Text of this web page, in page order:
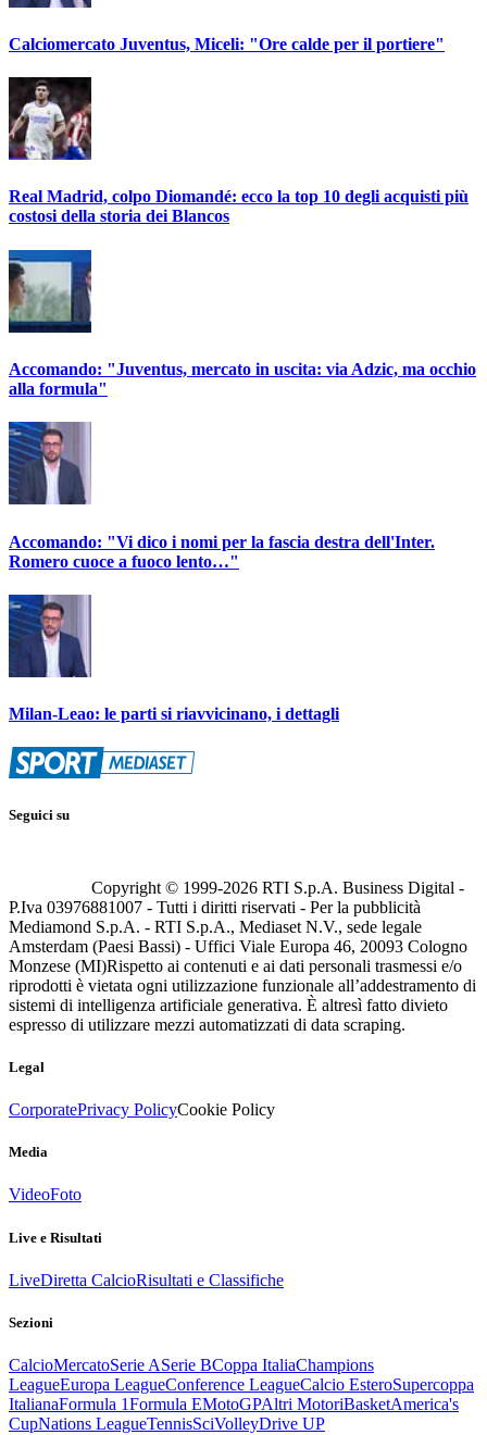
Calciomercato Juventus, Miceli: "Ore calde per il portiere"
Real Madrid, colpo Diomandé: ecco la top 10 degli acquisti più
costosi della storia dei Blancos
Accomando: "Juventus, mercato in uscita: via Adzic, ma occhio
alla formula"
Accomando: "Vi dico i nomi per la fascia destra dell'Inter.
Romero cuoce a fuoco lento…"
Milan-Leao: le parti si riavvicinano, i dettagli
Seguici su
Copyright © 1999-2026 RTI S.p.A. Business Digital -
P.Iva 03976881007 - Tutti i diritti riservati - Per la pubblicità
Mediamond S.p.A. - RTI S.p.A., Mediaset N.V., sede legale
Amsterdam (Paesi Bassi) - Uffici Viale Europa 46, 20093 Cologno
Monzese (MI)Rispetto ai contenuti e ai dati personali trasmessi e/o
riprodotti è vietata ogni utilizzazione funzionale all’addestramento di
sistemi di intelligenza artificiale generativa. È altresì fatto divieto
espresso di utilizzare mezzi automatizzati di data scraping.
Legal
CorporatePrivacy PolicyCookie Policy
Media
VideoFoto
Live e Risultati
LiveDiretta CalcioRisultati e Classifiche
Sezioni
CalcioMercatoSerie ASerie BCoppa ItaliaChampions
LeagueEuropa LeagueConference LeagueCalcio EsteroSupercoppa
ItalianaFormula 1Formula EMotoGPAltri MotoriBasketAmerica's
CupNations LeagueTennisSciVolleyDrive UP